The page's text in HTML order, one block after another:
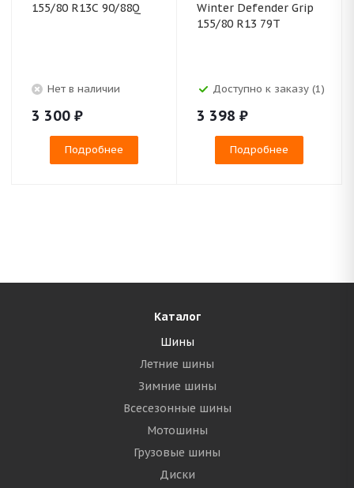
155/80 R13C 90/88Q
Нет в наличии
3 300 ₽
Подробнее
Winter Defender Grip
155/80 R13 79T
Доступно к заказу (1)
3 398 ₽
Подробнее
Каталог
Шины
Летние шины
Зимние шины
Всесезонные шины
Мотошины
Грузовые шины
Диски